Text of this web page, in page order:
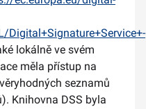
lokálně ve svém
měla přístup na
seznamů
Knihovna DSS byla